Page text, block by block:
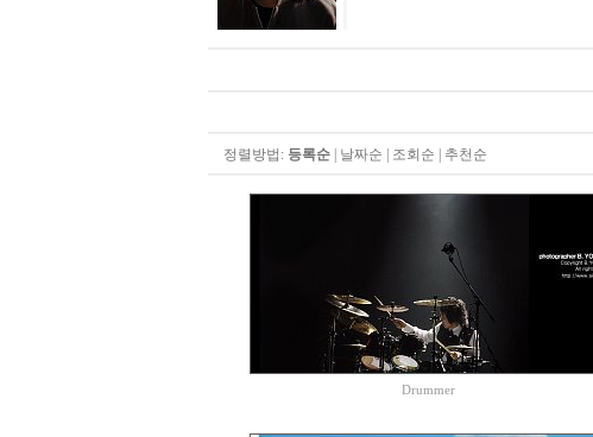
정렬방법: 등록순| 날짜순 조회순 추천순
Drummer